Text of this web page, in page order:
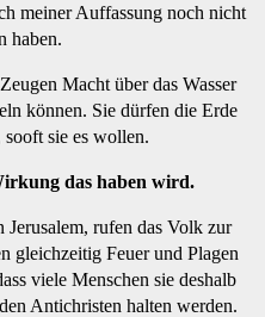
meiner Auffassung noch nicht
haben.
Macht über das Wasser
können. Sie dürfen die Erde
sie es wollen.
das haben wird.
rufen das Volk zur
gleichzeitig Feuer und Plagen
viele Menschen sie deshalb
Antichristen halten werden.